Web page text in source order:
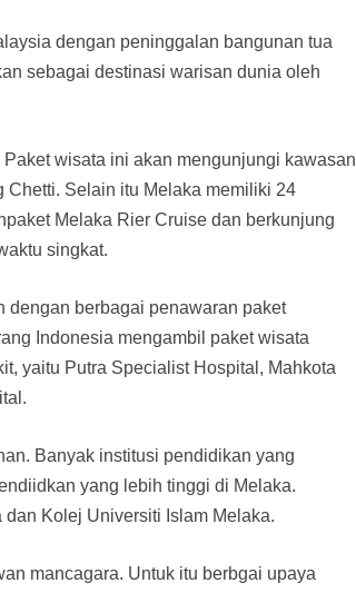
dengan peninggalan bangunan tua
sebagai destinasi warisan dunia oleh
wisata ini akan mengunjungi kawasan
Chetti. Selain itu Melaka memiliki 24
Melaka Rier Cruise dan berkunjung
singkat.
dengan berbagai penawaran paket
Indonesia mengambil paket wisata
yaitu Putra Specialist Hospital, Mahkota
Banyak institusi pendidikan yang
yang lebih tinggi di Melaka.
Kolej Universiti Islam Melaka.
mancagara. Untuk itu berbgai upaya